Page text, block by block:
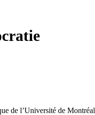
de l’Université de Montréal